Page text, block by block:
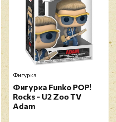
Фигурка
Фигурка Funko POP!
Rocks - U2 Zoo TV
Adam